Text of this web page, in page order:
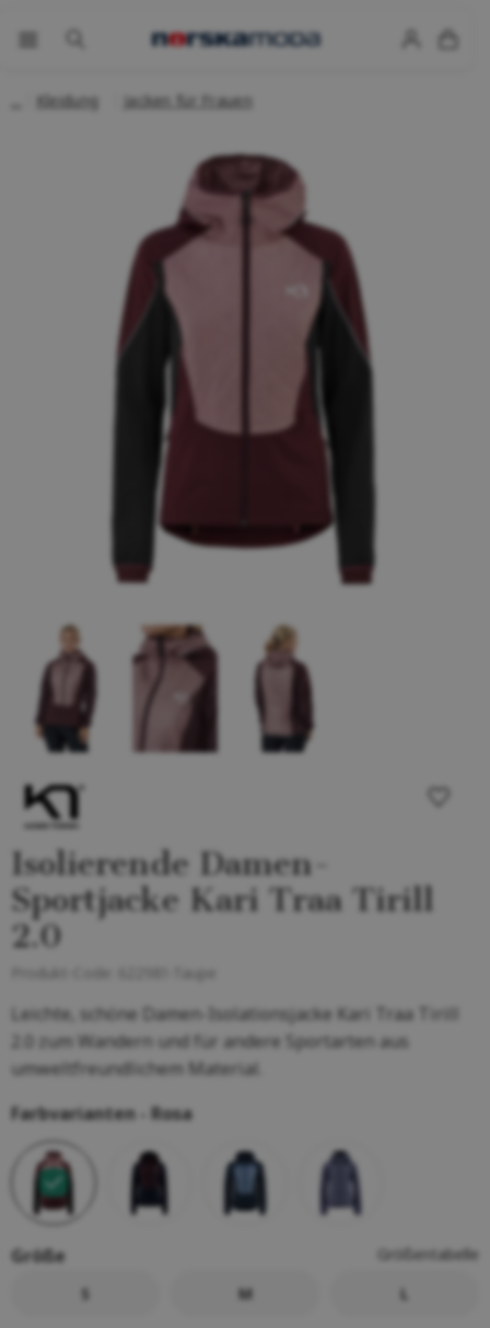
Kleidung Jacken für Frauen
Isolierende Damen-
Sportjacke Kari Traa Tirill
2.0
Leichte, schöne Damen-Isolationsjacke Kari Traa Tirill
2.0 zum Wandern und für andere Sportarten aus
umweltfreundlichem Material.
Farbvarianten - Rosa
Größe
Größentabelle
S
M L